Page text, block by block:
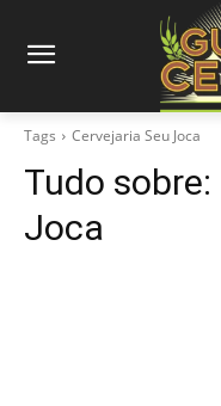
Tags Cervejaria Seu Joca
Tudo sobre:
Joca